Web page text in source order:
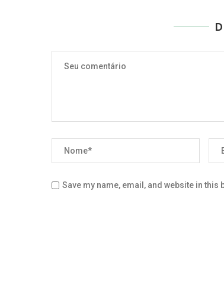
Save my name, email, and website in